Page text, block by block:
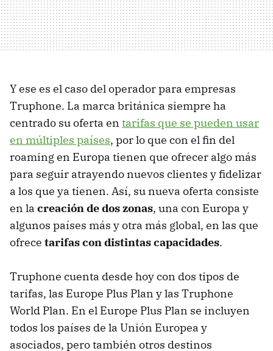
Y ese es el caso del operador para empresas
Truphone. La marca británica siempre ha
centrado su oferta en tarifas que se pueden usar
en múltiples países, por lo que con el fin del
roaming en Europa tienen que ofrecer algo más
para seguir atrayendo nuevos clientes y fidelizar
a los que ya tienen. Así, su nueva oferta consiste
en la creación de dos zonas, una con Europa y
algunos países más y otra más global, en las que
ofrece tarifas con distintas capacidades.
Truphone cuenta desde hoy con dos tipos de
tarifas, las Europe Plus Plan y las Truphone
World Plan. En el Europe Plus Plan se incluyen
todos los países de la Unión Europea y
asociados, pero también otros destinos